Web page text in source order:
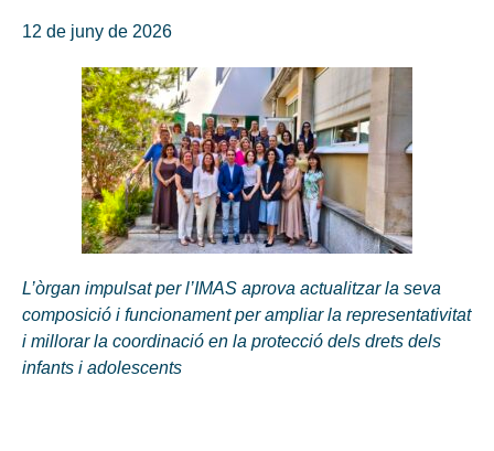
12 de juny de 2026
L’òrgan impulsat per l’IMAS aprova actualitzar la seva
composició i funcionament per ampliar la representativitat
i millorar la coordinació en la protecció dels drets dels
infants i adolescents